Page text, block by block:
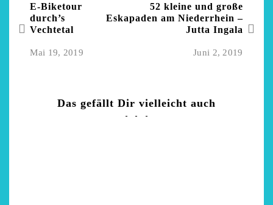
E-Biketour
durch’s
Vechtetal
Mai 19, 2019
52 kleine und große
Eskapaden am Niederrhein –
Jutta Ingala
Juni 2, 2019
Das gefällt Dir vielleicht auch